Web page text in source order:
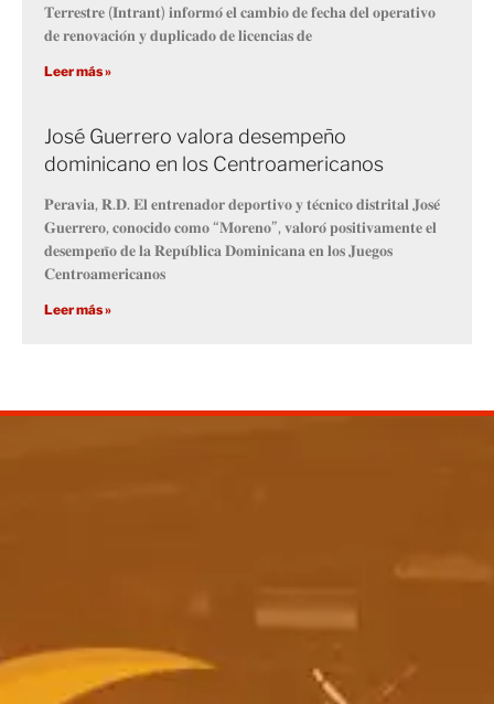
𝐓𝐞𝐫𝐫𝐞𝐬𝐭𝐫𝐞 (𝐈𝐧𝐭𝐫𝐚𝐧𝐭) 𝐢𝐧𝐟𝐨𝐫𝐦𝐨́ 𝐞𝐥 𝐜𝐚𝐦𝐛𝐢𝐨 𝐝𝐞 𝐟𝐞𝐜𝐡𝐚 𝐝𝐞𝐥 𝐨𝐩𝐞𝐫𝐚𝐭𝐢𝐯𝐨
𝐝𝐞 𝐫𝐞𝐧𝐨𝐯𝐚𝐜𝐢𝐨́𝐧 𝐲 𝐝𝐮𝐩𝐥𝐢𝐜𝐚𝐝𝐨 𝐝𝐞 𝐥𝐢𝐜𝐞𝐧𝐜𝐢𝐚𝐬 𝐝𝐞
Leer más »
José Guerrero valora desempeño
dominicano en los Centroamericanos
𝐏𝐞𝐫𝐚𝐯𝐢𝐚, 𝐑.𝐃. 𝐄𝐥 𝐞𝐧𝐭𝐫𝐞𝐧𝐚𝐝𝐨𝐫 𝐝𝐞𝐩𝐨𝐫𝐭𝐢𝐯𝐨 𝐲 𝐭𝐞́𝐜𝐧𝐢𝐜𝐨 𝐝𝐢𝐬𝐭𝐫𝐢𝐭𝐚𝐥 𝐉𝐨𝐬𝐞́
𝐆𝐮𝐞𝐫𝐫𝐞𝐫𝐨, 𝐜𝐨𝐧𝐨𝐜𝐢𝐝𝐨 𝐜𝐨𝐦𝐨 “𝐌𝐨𝐫𝐞𝐧𝐨”, 𝐯𝐚𝐥𝐨𝐫𝐨́ 𝐩𝐨𝐬𝐢𝐭𝐢𝐯𝐚𝐦𝐞𝐧𝐭𝐞 𝐞𝐥
𝐝𝐞𝐬𝐞𝐦𝐩𝐞𝐧̃𝐨 𝐝𝐞 𝐥𝐚 𝐑𝐞𝐩𝐮́𝐛𝐥𝐢𝐜𝐚 𝐃𝐨𝐦𝐢𝐧𝐢𝐜𝐚𝐧𝐚 𝐞𝐧 𝐥𝐨𝐬 𝐉𝐮𝐞𝐠𝐨𝐬
𝐂𝐞𝐧𝐭𝐫𝐨𝐚𝐦𝐞𝐫𝐢𝐜𝐚𝐧𝐨𝐬
Leer más »